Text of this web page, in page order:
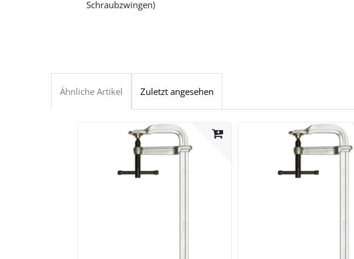
Schraubzwingen)
Ähnliche Artikel Zuletzt angesehen